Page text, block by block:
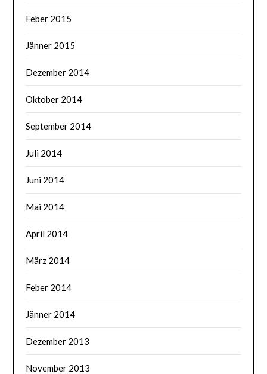
Feber 2015
Jänner 2015
Dezember 2014
Oktober 2014
September 2014
Juli 2014
Juni 2014
Mai 2014
April 2014
März 2014
Feber 2014
Jänner 2014
Dezember 2013
November 2013